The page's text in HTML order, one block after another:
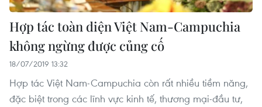
Hợp tác toàn diện Việt Nam-Campuchia
không ngừng được củng cố
18/07/2019 13:32
Hợp tác Việt Nam-Campuchia còn rất nhiều tiềm năng,
đặc biệt trong các lĩnh vực kinh tế, thương mại-đầu tư,